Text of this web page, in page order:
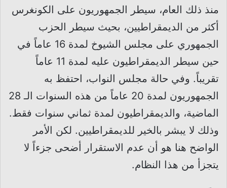
منذ ذلك العام، سيطر الجمهوريون على الكونغرس
أكثر من الديمقراطيين، بحيث سيطر الحزب
الجمهوري على مجلس الشيوخ لمدة 16 عاماً في
حين سيطر الديمقراطيون عليه لمدة 11 عاماً
تقريباً. وفي حالة مجلس النواب، احتفظ به
الجمهوريون لمدة 20 عاماً من هذه السنوات الـ 28
الماضية، والديمقراطيون لمدة ثماني سنوات فقط.
وذلك لا يبشر بالخير للديمقراطيين. لكن الأمر
الواضح هنا هو أن عدم الاستقرار أضحى جزءاً لا
يتجزأ من هذا النظام.